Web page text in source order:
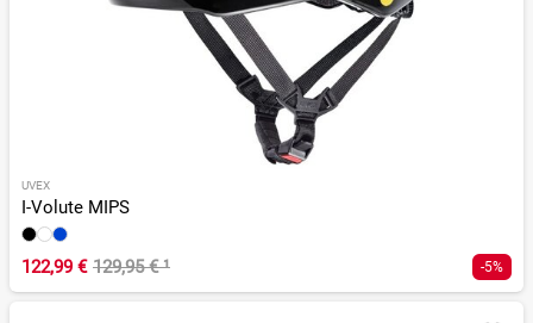
UVEX
I-Volute MIPS
122,99 € 129,95 €¹ -5%